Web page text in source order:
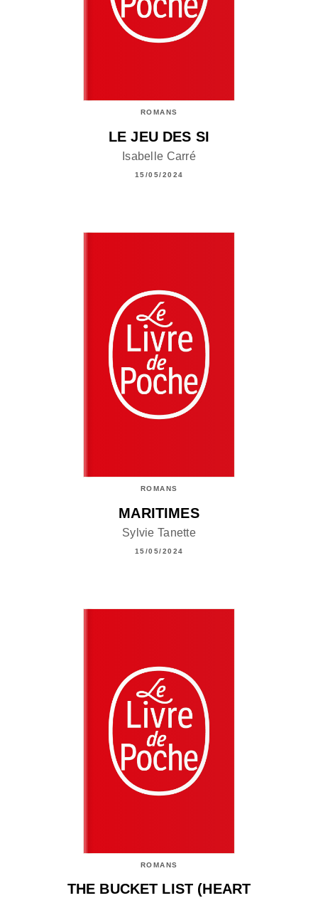
ROMANS
LE JEU DES SI
Isabelle Carré
15/05/2024
ROMANS
MARITIMES
Sylvie Tanette
15/05/2024
ROMANS
THE BUCKET LIST (HEART